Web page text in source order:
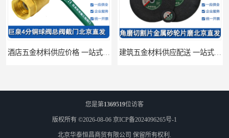
您是第1369519位访客
版权所有 ©2026-08-06 京ICP备2024096265号-1
北京华泰恒昌商贸有限公司 保留所有权利.